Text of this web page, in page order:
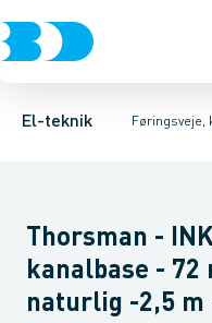
El-teknik
Afbrydere,
Føringsveje
Installationskanal
Thorsman -
kanalbase - 72
naturlig -2,5 m